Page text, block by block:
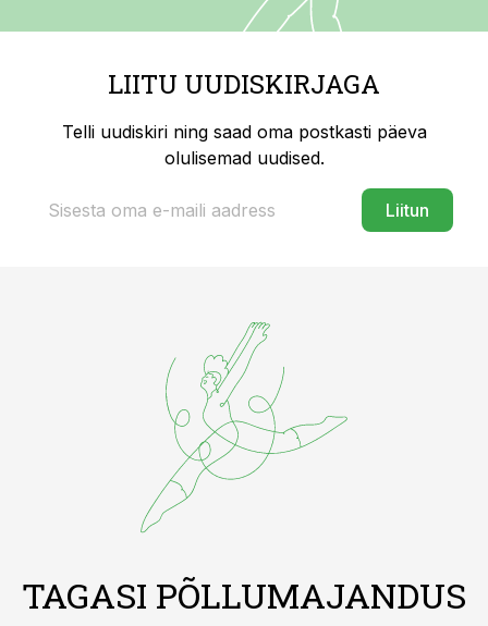
LIITU UUDISKIRJAGA
Telli uudiskiri ning saad oma postkasti päeva
olulisemad uudised.
Liitun
TAGASI PÕLLUMAJANDUS